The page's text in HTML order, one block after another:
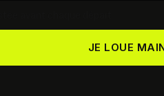
JE LOUE